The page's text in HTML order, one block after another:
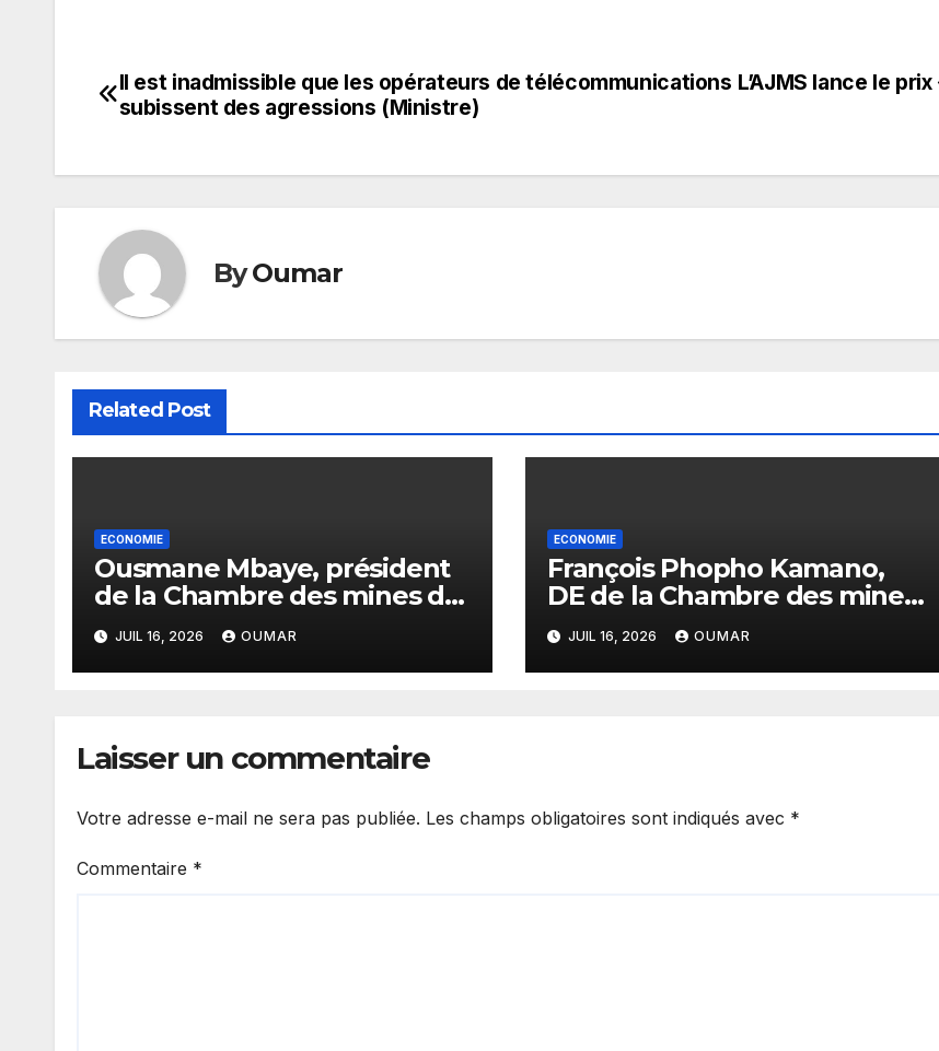
Navigation
l’article
L’AJMS lance le
Il est inadmissible que les opérateurs de télécommunications
subissent des agressions (Ministre)
ByOumar
Related Post
ECONOMIE
Ousmane Mbaye, président
de la Chambre des mines du
Sénégal : « C’est l’Etat qui
doit assurer le financement
des infrastructures »
JUIL 16, 2026 OUMAR
ECONOMIE
François Phopho Kamano,
DE de la Chambre des mines
: « la Guinée est aujourd’hui
la meilleure des
destinations »
JUIL 16, 2026 OUMAR
Laisser un commentaire
Votre adresse e-mail ne sera pas publiée. Les champs obligatoires sont indiqués avec *
Commentaire *